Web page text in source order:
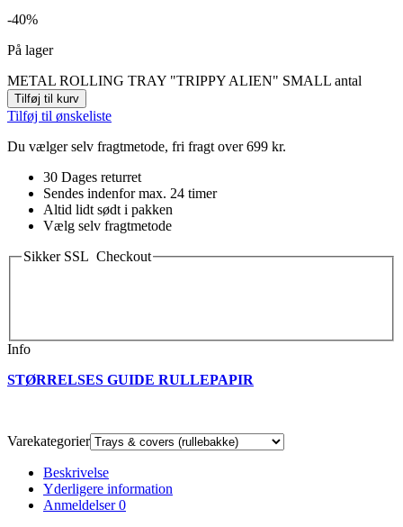
-40%
På lager
METAL ROLLING TRAY "TRIPPY ALIEN" SMALL antal
Tilføj til kurv
Tilføj til ønskeliste
Du vælger selv fragtmetode, fri fragt over 699 kr.
30 Dages returret
Sendes indenfor max. 24 timer
Altid lidt sødt i pakken
Vælg selv fragtmetode
Sikker SSL Checkout
Info
STØRRELSES GUIDE RULLEPAPIR
Varekategorier
Beskrivelse
Yderligere information
Anmeldelser0